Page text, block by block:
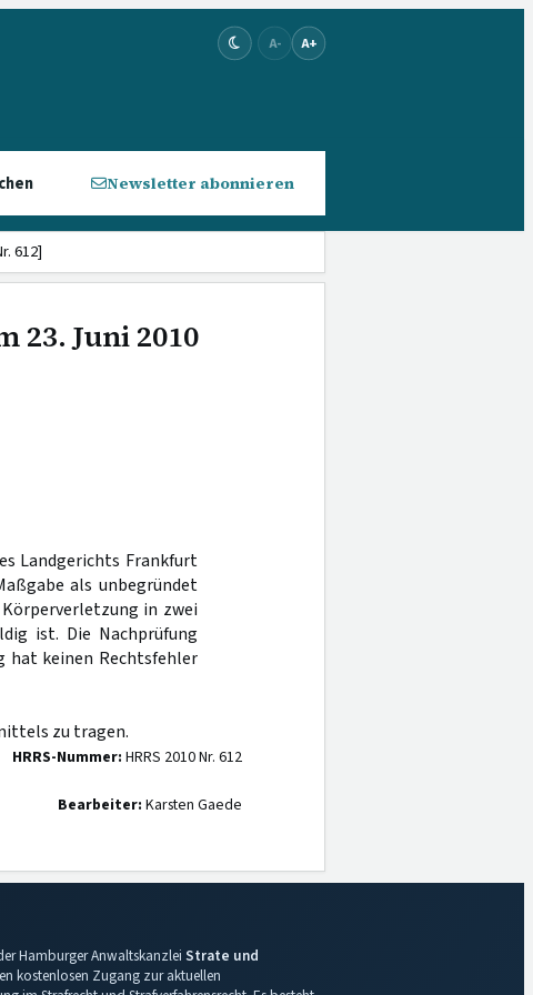
A- A+
Newsletter abonnieren
612]
23. Juni 2010
Landgerichts Frankfurt
als unbegründet
in zwei
ist. Die Nachprüfung
hat keinen Rechtsfehler
zu tragen.
HRRS-Nummer: HRRS 2010 Nr. 612
Bearbeiter: Karsten Gaede
Hamburger Anwaltskanzlei Strate und
kostenlosen Zugang zur aktuellen